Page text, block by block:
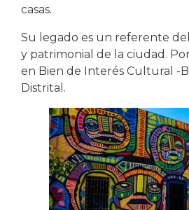
casas.
Su legado es un referente
y patrimonial de la ciudad.
en Bien de Interés Cultural -
Distrital.